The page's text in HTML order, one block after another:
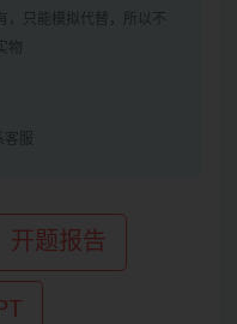
，只能模拟代替，所以不
物
客服
开题报告